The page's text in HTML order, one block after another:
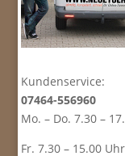
Kundenservice:
07464-556960
Mo. – Do. 7.30 –
Fr. 7.30 – 15.00 Uhr